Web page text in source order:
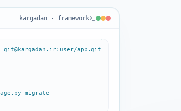
kargadan · frameworkKARGADAN
FRAMEWORK
git@kargadan.ir:user/app.git
migrate